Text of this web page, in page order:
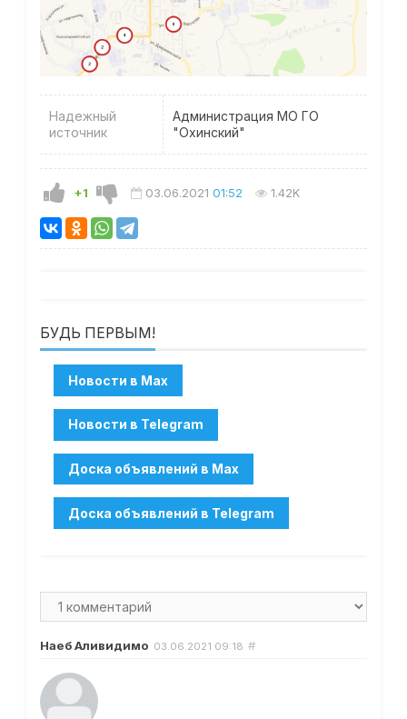
Надежный
источник
Администрация МО ГО
"Охинский"
+1 03.06.2021 01:52 1.42K
БУДЬ ПЕРВЫМ!
Наеб Аливидимо 03.06.2021 09:18 #